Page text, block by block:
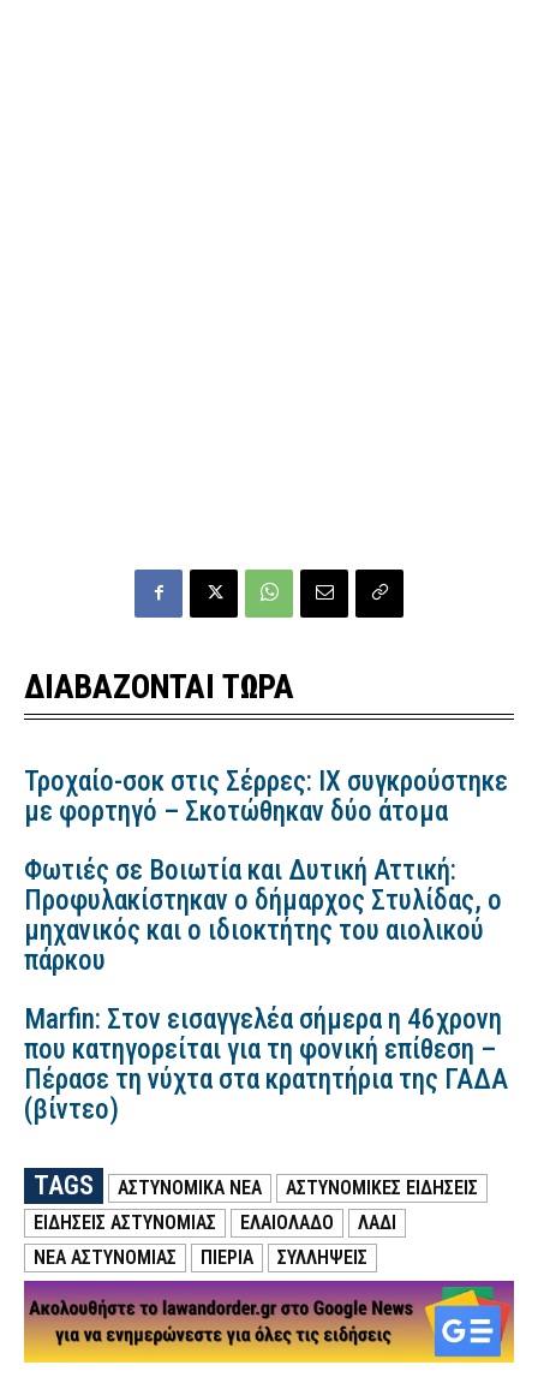
ΔΙΑΒΑΖΟΝΤΑΙ ΤΩΡΑ
Τροχαίο-σοκ στις Σέρρες: ΙΧ συγκρούστηκε
με φορτηγό – Σκοτώθηκαν δύο άτομα
Φωτιές σε Βοιωτία και Δυτική Αττική:
Προφυλακίστηκαν ο δήμαρχος Στυλίδας, ο
μηχανικός και ο ιδιοκτήτης του αιολικού
πάρκου
Marfin: Στον εισαγγελέα σήμερα η 46χρονη
που κατηγορείται για τη φονική επίθεση –
Πέρασε τη νύχτα στα κρατητήρια της ΓΑΔΑ
(βίντεο)
TAGS ΑΣΤΥΝΟΜΙΚΑ ΝΕΑ
ΑΣΤΥΝΟΜΙΚΕΣ ΕΙΔΗΣΕΙΣ
ΕΙΔΗΣΕΙΣ ΑΣΤΥΝΟΜΙΑΣ
ΕΛΑΙΟΛΑΔΟ
ΛΑΔΙ
ΝΕΑ ΑΣΤΥΝΟΜΙΑΣ
ΠΙΕΡΙΑ ΣΥΛΛΗΨΕΙΣ